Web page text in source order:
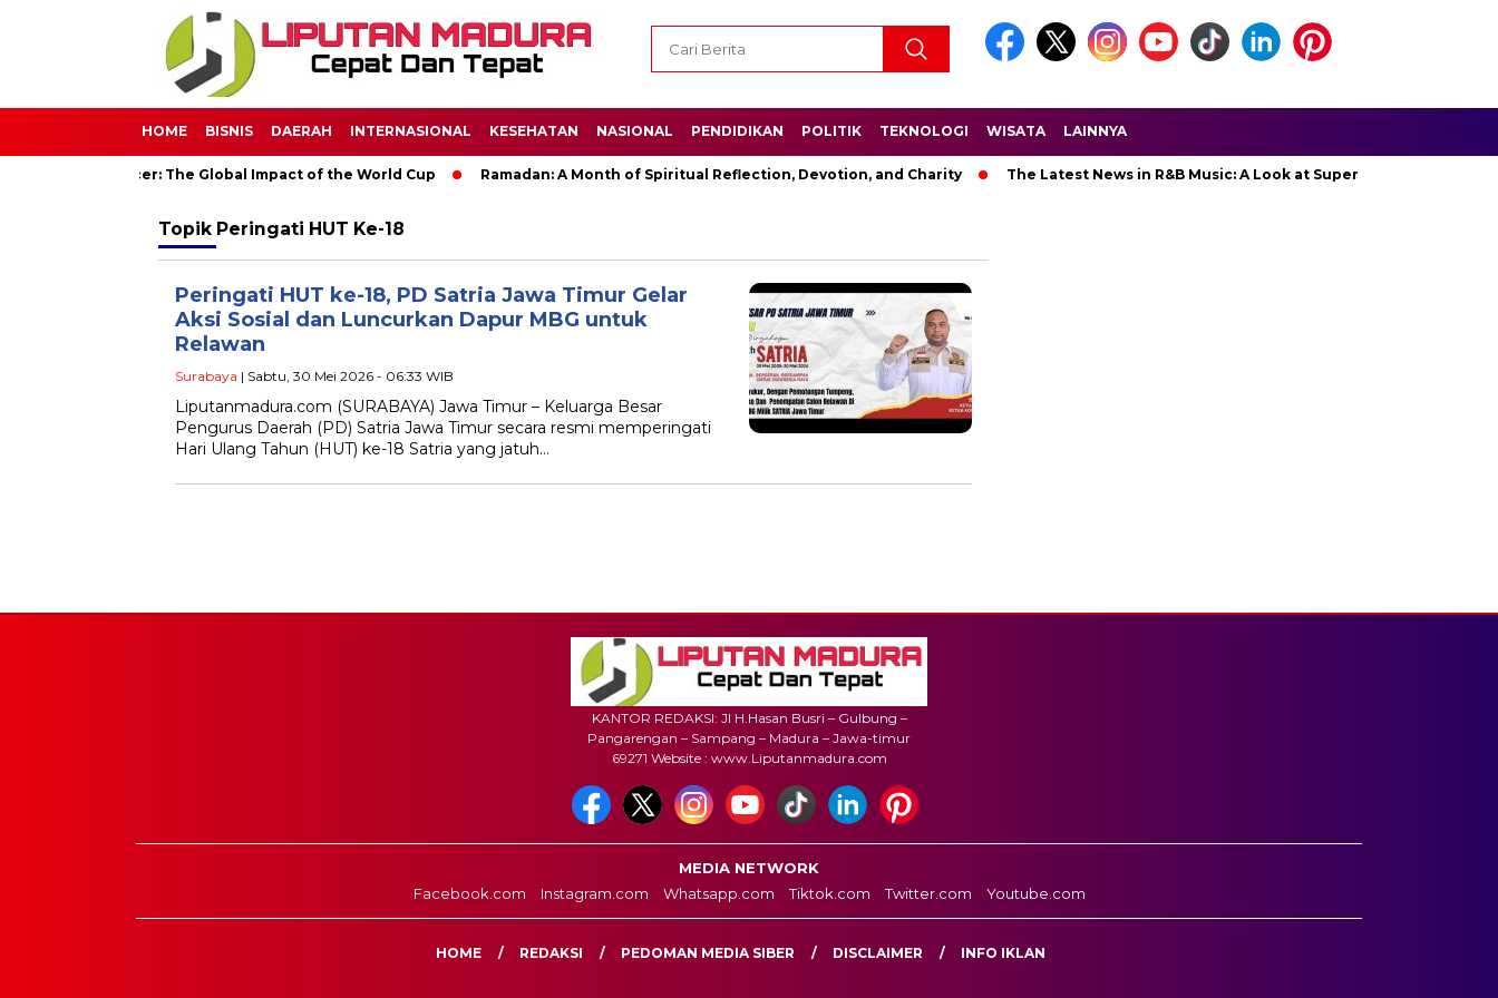
HOME BISNIS DAERAH INTERNASIONAL KESEHATAN NASIONAL PENDIDIKAN POLITIK TEKNOLOGI WISATA LAINNYA
Through Soccer: The Global Impact of the World Cup Ramadan: A Month of Spiritual Reflection, Devotion, and Charity The Latest News in R&B Music: A Look at Super Bowl
Topik Peringati HUT Ke-18
Peringati HUT ke-18, PD Satria Jawa Timur Gelar
Aksi Sosial dan Luncurkan Dapur MBG untuk
Relawan
Surabaya | Sabtu, 30 Mei 2026 - 06:33 WIB
Liputanmadura.com (​SURABAYA) Jawa Timur – Keluarga Besar
Pengurus Daerah (PD) Satria Jawa Timur secara resmi memperingati
Hari Ulang Tahun (HUT) ke-18 Satria yang jatuh…
KANTOR REDAKSI: Jl H.Hasan Busri – Gulbung –
Pangarengan – Sampang – Madura – Jawa-timur
69271 Website : www.Liputanmadura.com
MEDIA NETWORK
Facebook.com
Instagram.com Whatsapp.com Tiktok.com Twitter.com Youtube.com
HOME REDAKSI PEDOMAN MEDIA SIBER DISCLAIMER INFO IKLAN